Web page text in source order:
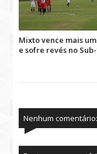
Mixto vence mais
e sofre revés no
Nenhum comentário: